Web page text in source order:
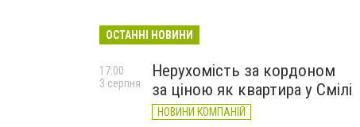
ОСТАННІ НОВИНИ
Нерухомість за кордоном
за ціною як квартира у Смілі
НОВИНИ КОМПАНІЙ
17:00
3 серпня